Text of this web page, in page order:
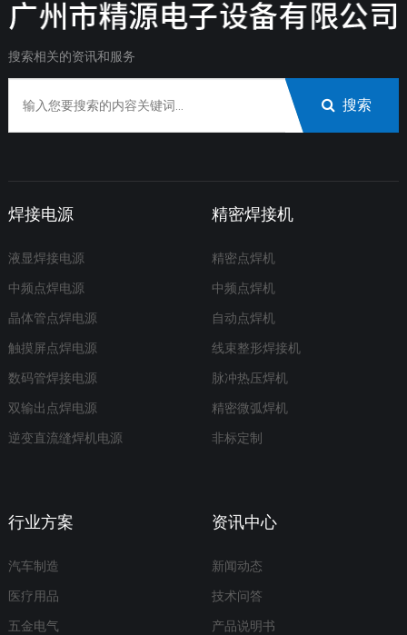
搜索相关的资讯和服务
搜索
焊接电源
液显焊接电源
中频点焊电源
晶体管点焊电源
触摸屏点焊电源
数码管焊接电源
双输出点焊电源
逆变直流缝焊机电源
精密焊接机
精密点焊机
中频点焊机
自动点焊机
线束整形焊接机
脉冲热压焊机
精密微弧焊机
非标定制
行业方案
汽车制造
医疗用品
五金电气
资讯中心
新闻动态
技术问答
产品说明书